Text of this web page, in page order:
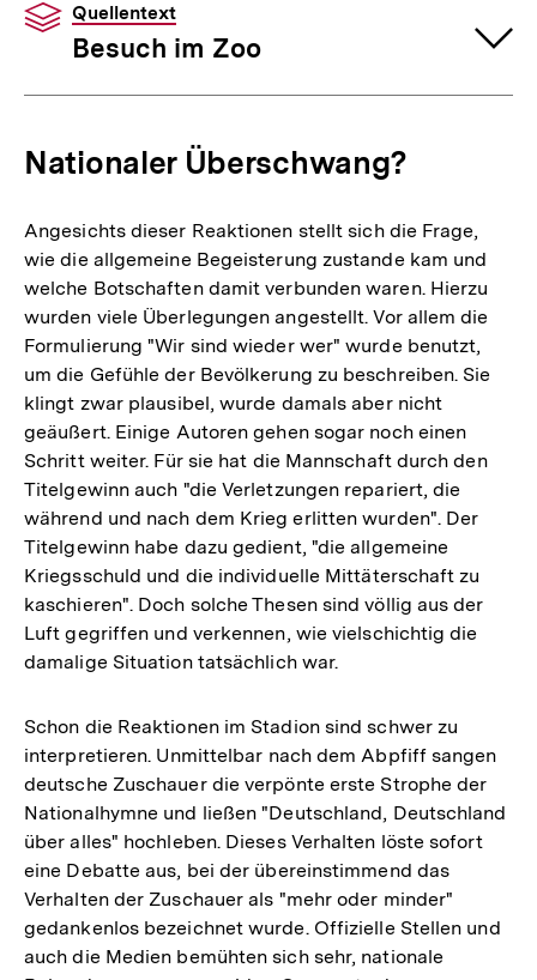
Quellentext
Besuch im Zoo
Nationaler Überschwang?
Angesichts dieser Reaktionen stellt sich die Frage,
wie die allgemeine Begeisterung zustande kam und
welche Botschaften damit verbunden waren. Hierzu
wurden viele Überlegungen angestellt. Vor allem die
Formulierung "Wir sind wieder wer" wurde benutzt,
um die Gefühle der Bevölkerung zu beschreiben. Sie
klingt zwar plausibel, wurde damals aber nicht
geäußert. Einige Autoren gehen sogar noch einen
Schritt weiter. Für sie hat die Mannschaft durch den
Titelgewinn auch "die Verletzungen repariert, die
während und nach dem Krieg erlitten wurden". Der
Titelgewinn habe dazu gedient, "die allgemeine
Kriegsschuld und die individuelle Mittäterschaft zu
kaschieren". Doch solche Thesen sind völlig aus der
Luft gegriffen und verkennen, wie vielschichtig die
damalige Situation tatsächlich war.
Schon die Reaktionen im Stadion sind schwer zu
interpretieren. Unmittelbar nach dem Abpfiff sangen
deutsche Zuschauer die verpönte erste Strophe der
Nationalhymne und ließen "Deutschland, Deutschland
über alles" hochleben. Dieses Verhalten löste sofort
eine Debatte aus, bei der übereinstimmend das
Verhalten der Zuschauer als "mehr oder minder"
gedankenlos bezeichnet wurde. Offizielle Stellen und
auch die Medien bemühten sich sehr, nationale